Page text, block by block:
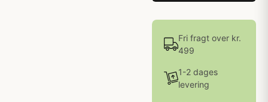
Fri fragt over kr.
499
1-2 dages
levering